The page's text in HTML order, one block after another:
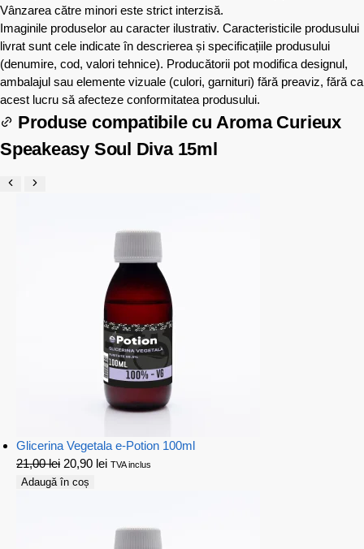
Vânzarea către minori este strict interzisă.
Imaginile produselor au caracter ilustrativ. Caracteristicile produsului
livrat sunt cele indicate în descrierea și specificațiile produsului
(denumire, cod, valori tehnice). Producătorii pot modifica designul,
ambalajul sau elemente vizuale (culori, garnituri) fără preaviz, fără ca
acest lucru să afecteze conformitatea produsului.
Produse compatibile cu Aroma Curieux
Speakeasy Soul Diva 15ml
Glicerina Vegetala e-Potion 100ml
21,00lei 20,90 lei TVA inclus
Adaugă în coș